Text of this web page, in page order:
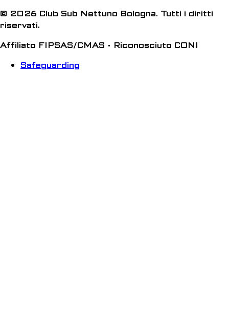
© 2026 Club Sub Nettuno Bologna. Tutti i diritti
riservati.
Affiliato FIPSAS/CMAS • Riconosciuto CONI
Safeguarding